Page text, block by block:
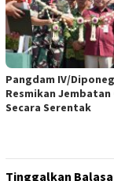
‎Pangdam IV/
Resmikan Jembatan
Secara Serentak
Tinggalkan